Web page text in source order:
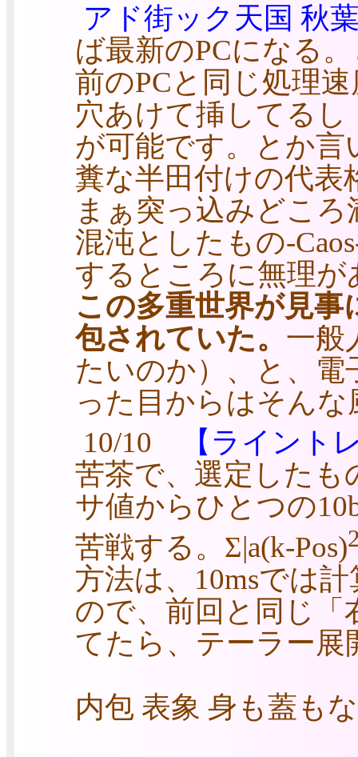
アド街ック天国 秋
ば最新のPCになる
前のPCと同じ処理
穴あけて挿してる
が可能です。とか言
糞な半田付けの代表
まぁ突っ込みどこ
混沌としたもの-
するところに無理
この多重世界が見
包されていた。 一般
たいのか）、と、
った目からはそん
10/10
【ライント
苦茶で、選定した
サ値からひとつの
苦戦する。Σ|a(k-Pos)
方法は、10msでは
ので、前回と同じ「
てたら、テーラー
内包 表象 身も蓋も